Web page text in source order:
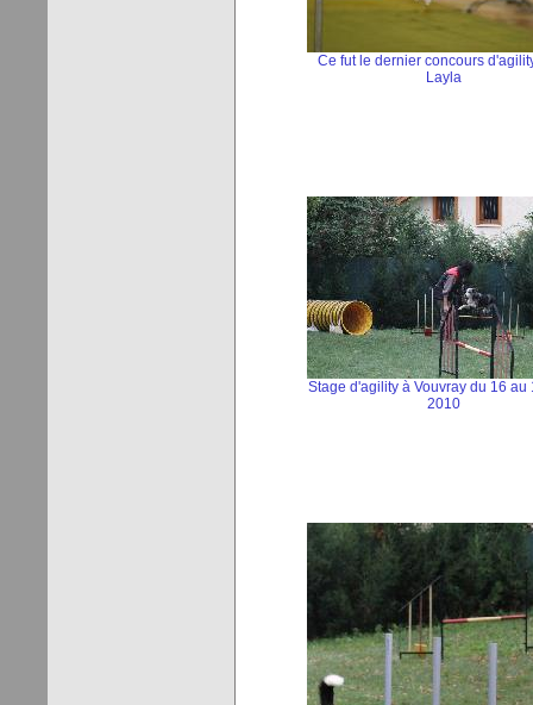
Ce fut le dernier concours
Layla
Stage d'agility à Vouvray du 16 au
2010